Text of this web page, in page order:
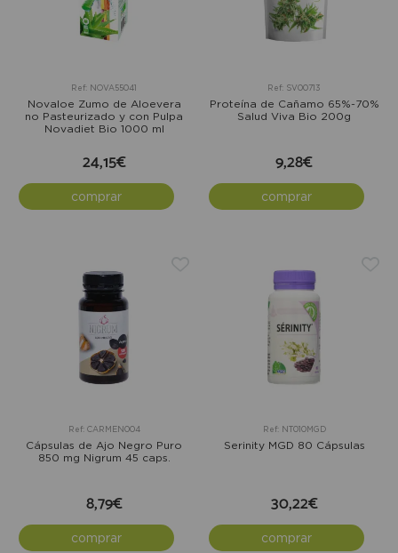
Ref: NOVA55041
Novaloe Zumo de Aloevera
no Pasteurizado y con Pulpa
Novadiet Bio 1000 ml
24,15€
comprar
Ref: SV00713
Proteína de Cañamo 65%-70%
Salud Viva Bio 200g
9,28€
comprar
Ref: CARMEN004
Cápsulas de Ajo Negro Puro
850 mg Nigrum 45 caps.
8,79€
comprar
Ref: NT010MGD
Serinity MGD 80 Cápsulas
30,22€
comprar